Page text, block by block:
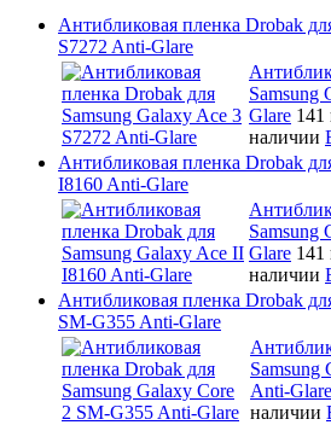
Антибликовая пленка Drobak
S7272 Anti-Glare
Samsung
Glare 141
наличии
Антибликовая пленка Drobak
I8160 Anti-Glare
Samsung
Glare 141
наличии
Антибликовая пленка Drobak
SM-G355 Anti-Glare
Samsung
Anti-Glare
наличии